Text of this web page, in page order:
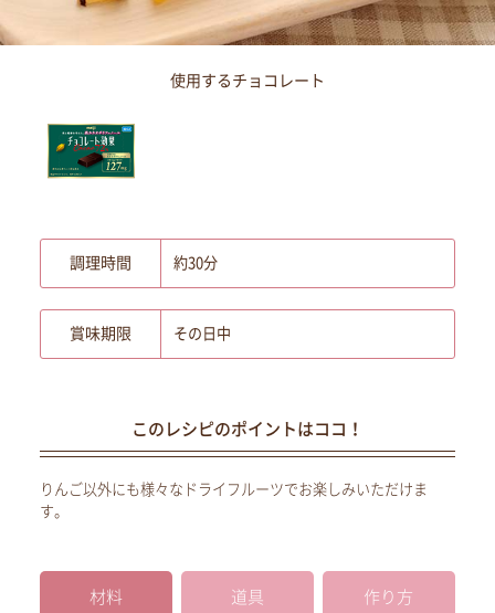
使用するチョコレート
調理時間 約30分
賞味期限 その日中
このレシピのポイントはココ！
りんご以外にも様々なドライフルーツでお楽しみいただけま
す。
材料 道具 作り方